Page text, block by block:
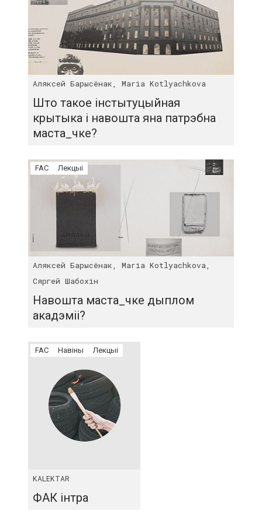
Аляксей Барысёнак, Maria Kotlyachkova
Што такое інстытуцыйная
крытыка і навошта яна патрэбна
маста_чке?
FAC Лекцыі
Аляксей Барысёнак, Maria Kotlyachkova,
Сяргей Шабохін
Навошта маста_чке дыплом
акадэміі?
FAC Навіны Лекцыі
KALEKTAR
ФАК інтра